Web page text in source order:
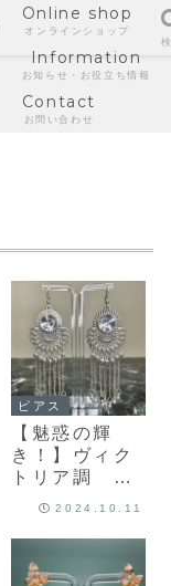
Online shop
オンラインショップ
Information
お知らせ・お役立ち情報
Contact
お問い合わせ
ピアス
【魅惑の輝
き！】ヴィク
トリア調 シ
ャンデリア・
ス
2024.10.11